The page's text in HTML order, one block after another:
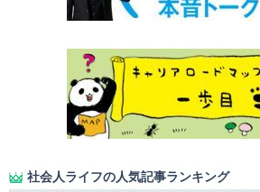
社会人ライフの人気記事ランキング